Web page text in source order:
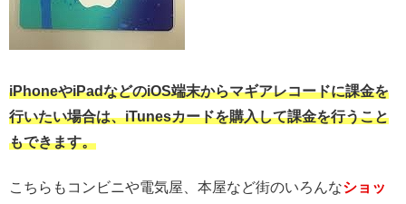
iPhoneやiPadなどのiOS端末からマギアレコードに課金を
行いたい場合は、iTunesカードを購入して課金を行うこと
もできます。
こちらもコンビニや電気屋、本屋など街のいろんなショッ